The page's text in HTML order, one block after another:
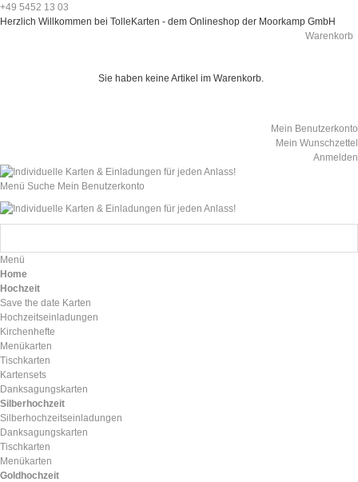
+49 5452 13 03
Herzlich Willkommen bei TolleKarten - dem Onlineshop der Moorkamp GmbH
Warenkorb
Sie haben keine Artikel im Warenkorb.
Mein Benutzerkonto
Mein Wunschzettel
Anmelden
Menü Suche Mein Benutzerkonto
Menü
Home
Hochzeit
Save the date Karten
Hochzeitseinladungen
Kirchenhefte
Menükarten
Tischkarten
Kartensets
Danksagungskarten
Silberhochzeit
Silberhochzeitseinladungen
Danksagungskarten
Tischkarten
Menükarten
Goldhochzeit